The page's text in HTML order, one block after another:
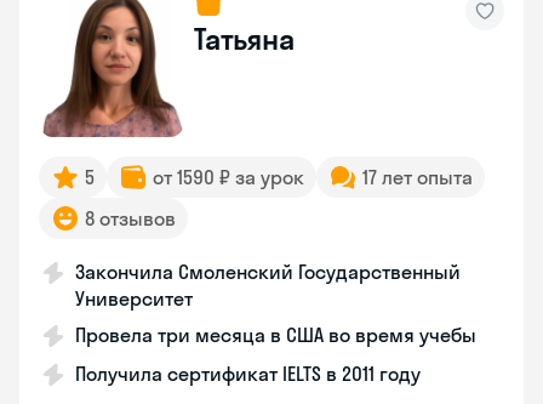
Татьяна
5 от 1590 ₽ за урок
17 лет опыта
8 отзывов
Закончила Смоленский Государственный
Университет
Провела три месяца в США во время учебы
Получила сертификат IELTS в 2011 году